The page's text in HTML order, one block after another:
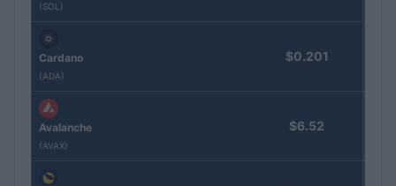
(SOL)
Cardano
(ADA)
$0.201
Avalanche
(AVAX)
$6.52